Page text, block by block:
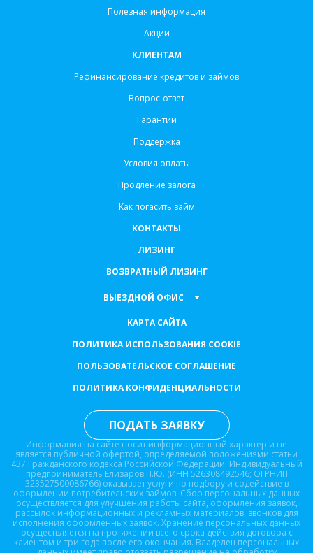
Полезная информация
Акции
КЛИЕНТАМ
Рефинансирование кредитов и займов
Вопрос-ответ
Гарантии
Поддержка
Условия оплаты
Продление залога
Как погасить займ
КОНТАКТЫ
ЛИЗИНГ
ВОЗВРАТНЫЙ ЛИЗИНГ
ВЫЕЗДНОЙ ОФИС
КАРТА САЙТА
ПОЛИТИКА ИСПОЛЬЗОВАНИЯ COOKIE
ПОЛЬЗОВАТЕЛЬСКОЕ СОГЛАШЕНИЕ
ПОЛИТИКА КОНФИДЕНЦИАЛЬНОСТИ
Информация на сайте носит информационный характер и не
является публичной офертой, определяемой положениями статьи
437 Гражданского кодекса Российской Федерации. Индивидуальный
предприниматель Елизаров П.Ю. (ИНН 526308492546; ОГРНИП
323527500086766) оказывает услуги по подбору и содействие в
оформлении потребительских займов. Сбор персональных данных
осуществляется для улучшения работы сайта, оформления заявок,
рассылок информационных и рекламных материалов, звонков для
исполнения оформленных заявок. Хранение персональных данных
осуществляется на протяжении всего срока действия договора с
клиентом и три года после его окончания. Владелец персональных
ПОДАТЬ ЗАЯВКУ